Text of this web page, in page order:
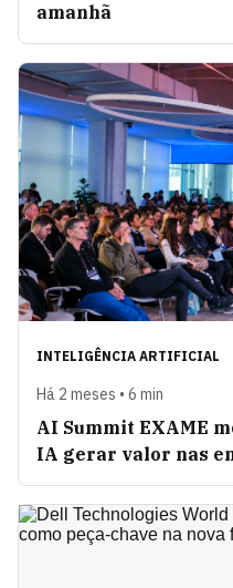
amanhã
INTELIGÊNCIA ARTIFICIAL
Há 2 meses • 6 min
AI Summit EXAME
IA gerar valor nas